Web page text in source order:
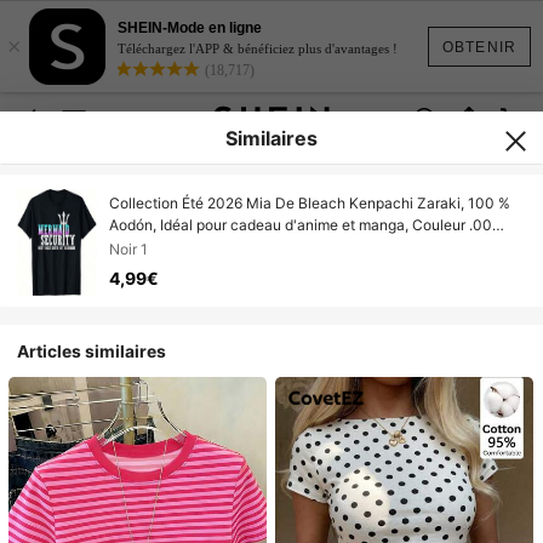
OBTENIR
×
SHEIN-Mode en ligne
Téléchargez l'APP & bénéficiez plus d'avantages !
(18,717)
Similaires
Collection Été 2026 Mia De Bleach Kenpachi Zaraki, 100 %
Aodón, Idéal pour cadeau d'anime et manga, Couleur .00
Livraison gratuite, expédié sous 24 he
Noir 1
4,99€
Articles similaires